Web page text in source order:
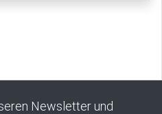
Newsletter und